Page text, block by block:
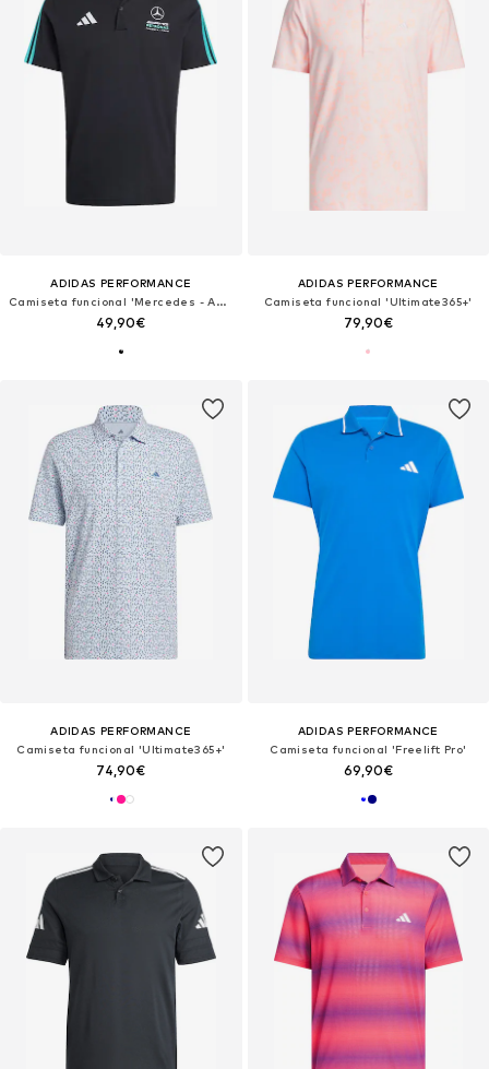
ADIDAS PERFORMANCE
Camiseta funcional 'Mercedes - AMG Petronas Formula 1 Team DNA'
49,90€
ADIDAS PERFORMANCE
Camiseta funcional 'Ultimate365+'
79,90€
ADIDAS PERFORMANCE
Camiseta funcional 'Ultimate365+'
74,90€
ADIDAS PERFORMANCE
Camiseta funcional 'Freelift Pro'
69,90€